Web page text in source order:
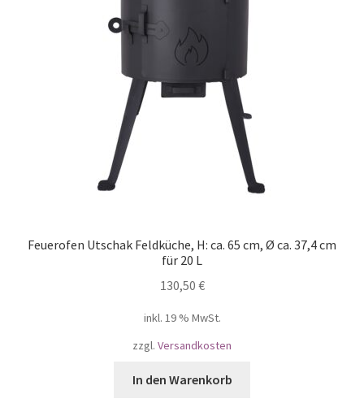
Feuerofen Utschak Feldküche, H: ca. 65 cm, Ø ca. 37,4 cm
für 20 L
130,50 €
inkl. 19 % MwSt.
zzgl. Versandkosten
In den Warenkorb